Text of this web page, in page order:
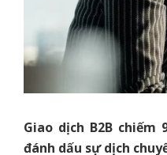
Giao dịch B2B
đánh dấu sự dịch